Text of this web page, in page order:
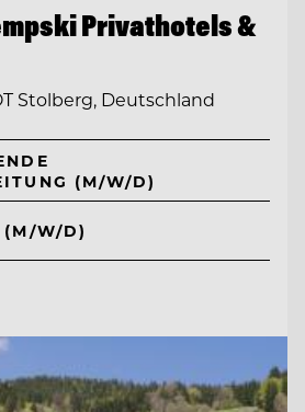
Privathotels &
Stolberg, Deutschland
(M/W/D)
(M/W/D)